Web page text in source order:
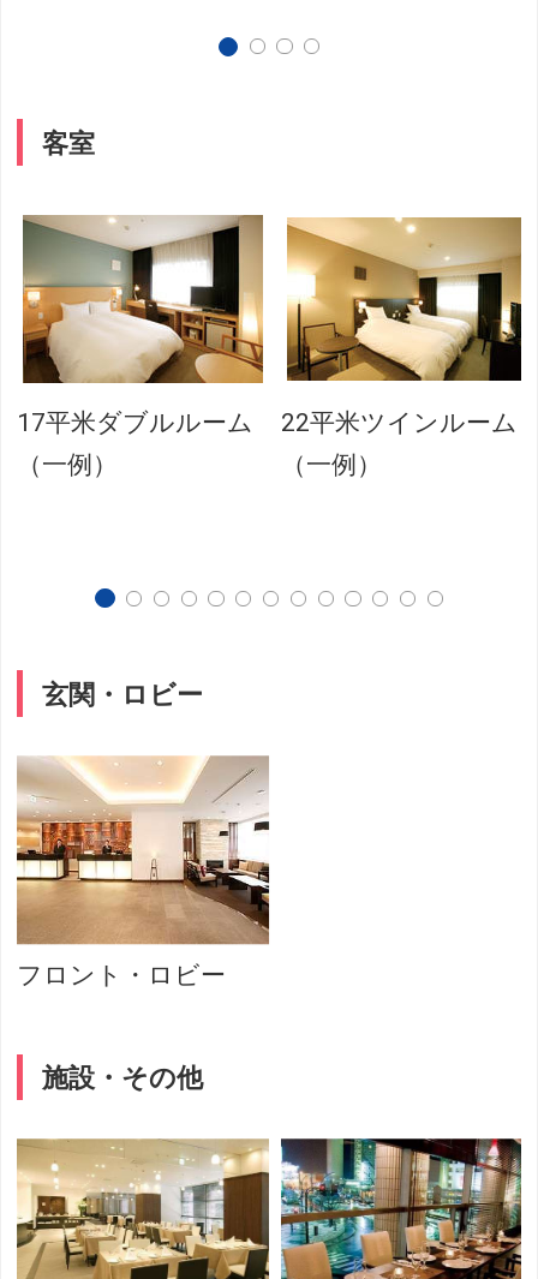
客室
17平米ダブルルーム
（一例）
22平米ツインルーム
（一例）
玄関・ロビー
フロント・ロビー
施設・その他